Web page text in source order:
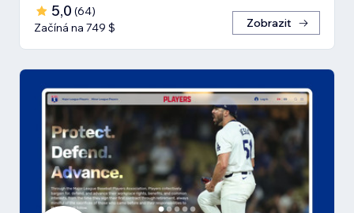
5,0 (64)
Začíná na 749 $
Zobrazit